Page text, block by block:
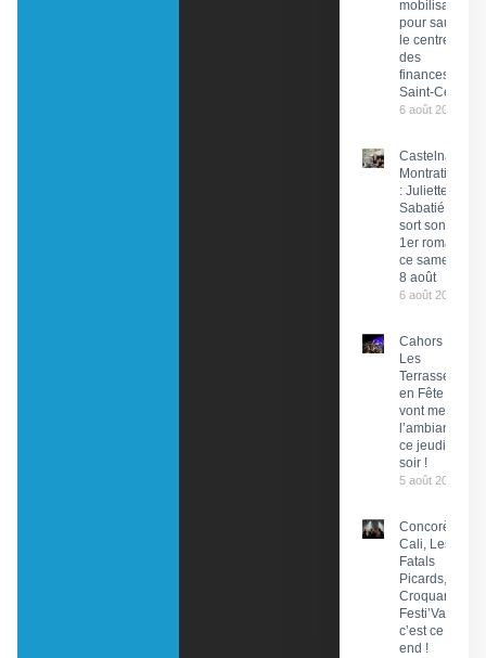
mobilisation
pour sauver
le centre
des
finances de
Saint-Céré
6 août 2026
Castelnau-
Montratier
: Juliette
Sabatié
sort son
1er roman
ce samedi
8 août
6 août 2026
Cahors :
Les
Terrasses
en Fête
vont mettre
l’ambiance
ce jeudi
soir !
5 août 2026
Concorès :
Cali, Les
Fatals
Picards, Les
Croquants…
Festi’ValCéou,
c’est ce week-
end !